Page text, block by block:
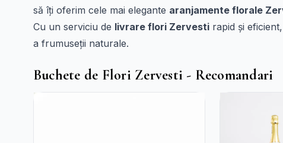
să îți oferim cele mai elegante aranjamente florale
Cu un serviciu de livrare flori Zervesti rapid și
a frumuseții naturale.
Buchete de Flori Zervesti - Recomandari